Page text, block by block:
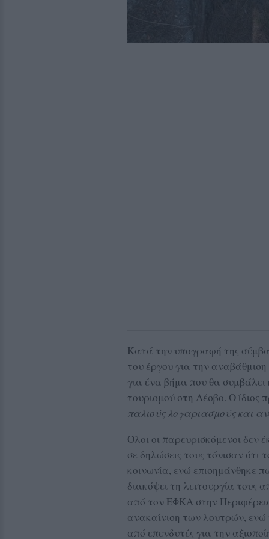
Κατά την υπογραφή της
του έργου για την αναβάθμιση
για ένα βήμα που θα
τουρισμού στη Λέσβο. Ο ίδιος
παλιούς λογαριασμούς και
Όλοι οι παρευρισκόμενοι δεν
σε δηλώσεις τους τόνισαν ότι
κοινωνία, ενώ επισημάνθηκε
διακόψει τη λειτουργία
από τον ΕΦΚΑ στην
ανακαίνιση των λουτρών, ενώ
από επενδυτές για την